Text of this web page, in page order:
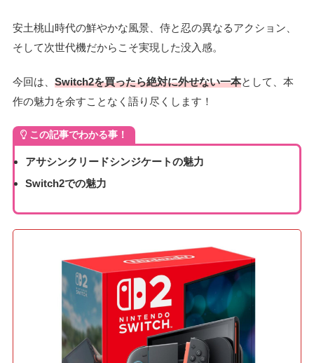
安土桃山時代の鮮やかな風景、侍と忍の異なるアクション、
そして次世代機だからこそ実現した没入感。
今回は、 Switch2を買ったら絶対に外せない一本として、本
作の魅力を余すことなく語り尽くします！
この記事でわかる事！
アサシンクリードシンジケートの魅力
Switch2での魅力